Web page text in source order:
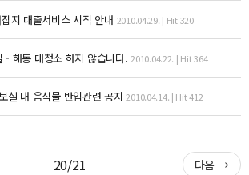
지능 반도체공학
통신
지 대출서비스 시작 안내 2010.04.29. | Hit 320
- 해동 대청소 하지 않습니다. 2010.04.22. | Hit 364
실 내 음식물 반입관련 공지 2010.04.14. | Hit 412
20/21 다음 →